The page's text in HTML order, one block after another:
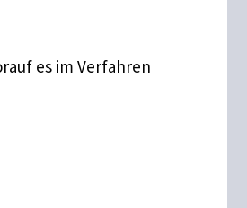
es im Verfahren